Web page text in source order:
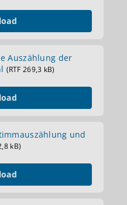
Auszählung der
(RTF 269,3 kB)
und
kB)